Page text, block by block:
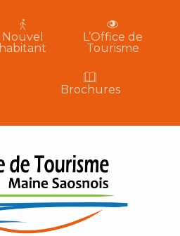
Nouvel
habitant
L’Office de
Tourisme
Brochures